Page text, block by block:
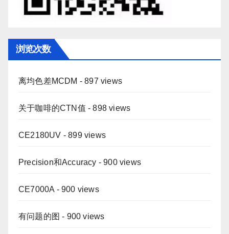
浏览次数
离均色差MCDM - 897 views
关于咖啡的CTN值 - 898 views
CE2180UV - 899 views
Precision和Accuracy - 900 views
CE7000A - 900 views
有问题的图 - 900 views